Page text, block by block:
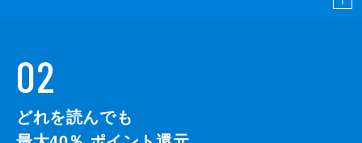
02
どれを読んでも